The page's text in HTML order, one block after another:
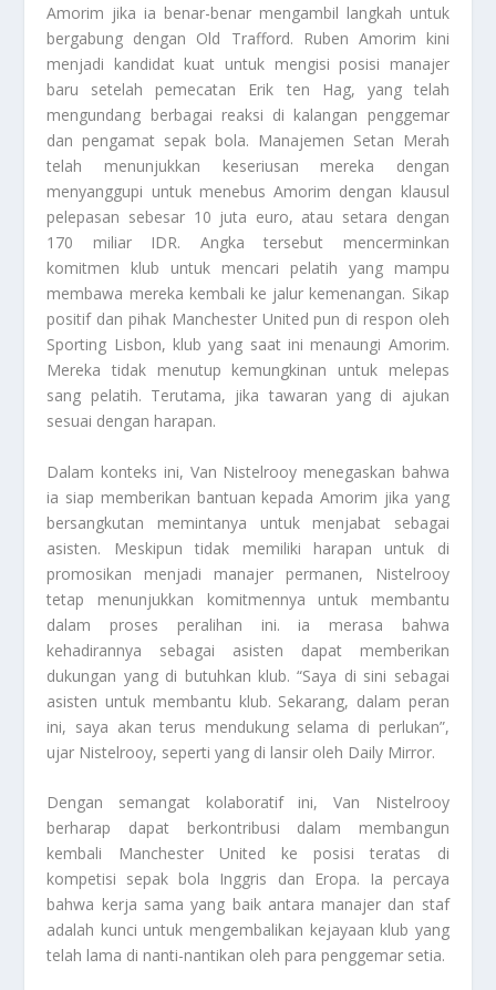
Amorim jika ia benar-benar mengambil langkah untuk
bergabung dengan Old Trafford. Ruben Amorim kini
menjadi kandidat kuat untuk mengisi posisi manajer
baru setelah pemecatan Erik ten Hag, yang telah
mengundang berbagai reaksi di kalangan penggemar
dan pengamat sepak bola. Manajemen Setan Merah
telah menunjukkan keseriusan mereka dengan
menyanggupi untuk menebus Amorim dengan klausul
pelepasan sebesar 10 juta euro, atau setara dengan
170 miliar IDR. Angka tersebut mencerminkan
komitmen klub untuk mencari pelatih yang mampu
membawa mereka kembali ke jalur kemenangan. Sikap
positif dan pihak Manchester United pun di respon oleh
Sporting Lisbon, klub yang saat ini menaungi Amorim.
Mereka tidak menutup kemungkinan untuk melepas
sang pelatih. Terutama, jika tawaran yang di ajukan
sesuai dengan harapan.
Dalam konteks ini, Van Nistelrooy menegaskan bahwa
ia siap memberikan bantuan kepada Amorim jika yang
bersangkutan memintanya untuk menjabat sebagai
asisten. Meskipun tidak memiliki harapan untuk di
promosikan menjadi manajer permanen, Nistelrooy
tetap menunjukkan komitmennya untuk membantu
dalam proses peralihan ini. ia merasa bahwa
kehadirannya sebagai asisten dapat memberikan
dukungan yang di butuhkan klub. “Saya di sini sebagai
asisten untuk membantu klub. Sekarang, dalam peran
ini, saya akan terus mendukung selama di perlukan”,
ujar Nistelrooy, seperti yang di lansir oleh Daily Mirror.
Dengan semangat kolaboratif ini, Van Nistelrooy
berharap dapat berkontribusi dalam membangun
kembali Manchester United ke posisi teratas di
kompetisi sepak bola Inggris dan Eropa. Ia percaya
bahwa kerja sama yang baik antara manajer dan staf
adalah kunci untuk mengembalikan kejayaan klub yang
telah lama di nanti-nantikan oleh para penggemar setia.